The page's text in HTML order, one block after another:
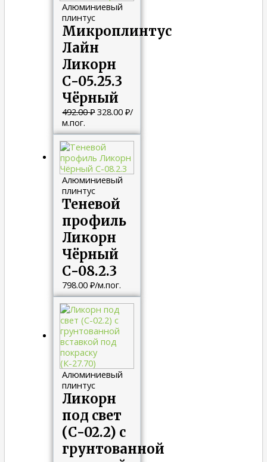
Алюминиевый
плинтус
Микроплинтус
Лайн
Ликорн
С-05.25.3
Чёрный
492.00₽ 328.00₽/
м.пог.
Алюминиевый
плинтус
Теневой
профиль
Ликорн
Чёрный
С-08.2.3
798.00₽/м.пог.
Алюминиевый
плинтус
Ликорн
под свет
(С-02.2) с
грунтованной